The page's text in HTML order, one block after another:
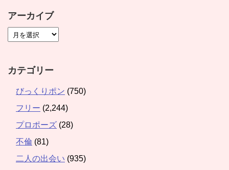
アーカイブ
カテゴリー
びっくりポン (750)
フリー (2,244)
プロポーズ (28)
不倫 (81)
二人の出会い (935)